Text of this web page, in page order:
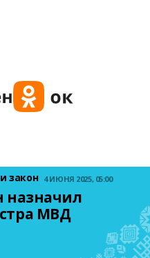
закон 4 ИЮНЯ 2025, 05:00
назначил
МВД